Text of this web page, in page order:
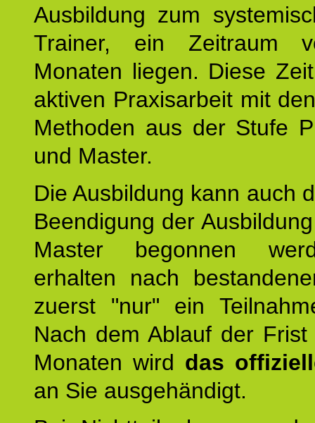
Ausbildung zum
Trainer, ein Zeitraum
Monaten liegen. Diese
aktiven Praxisarbeit mit
Methoden aus der Stufe
und Master.
Die Ausbildung kann auch
Beendigung der
Master begonnen
erhalten nach
zuerst "nur" ein
Nach dem Ablauf der
Monaten wird das
an Sie ausgehändigt.